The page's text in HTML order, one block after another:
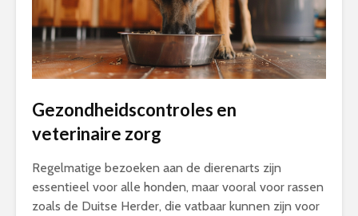
Gezondheidscontroles en
veterinaire zorg
Regelmatige bezoeken aan de dierenarts zijn
essentieel voor alle honden, maar vooral voor rassen
zoals de Duitse Herder, die vatbaar kunnen zijn voor